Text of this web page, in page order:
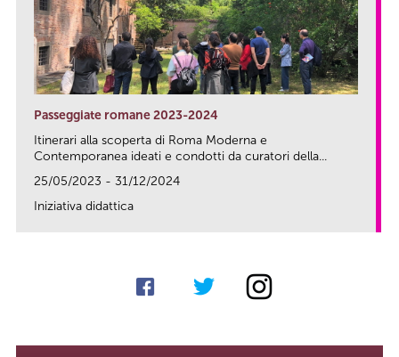
Passeggiate romane 2023-2024
Itinerari alla scoperta di Roma Moderna e
Contemporanea ideati e condotti da curatori della...
25/05/2023 - 31/12/2024
Iniziativa didattica